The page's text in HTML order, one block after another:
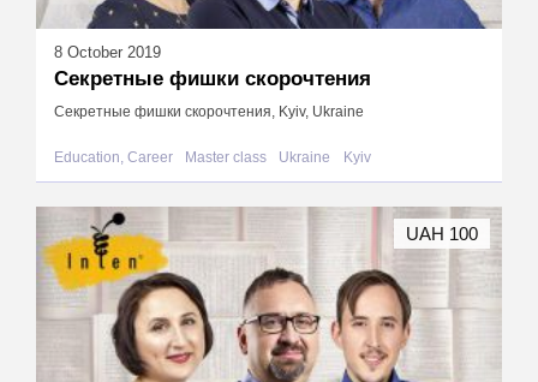
8 October 2019
Секретные фишки скорочтения
Секретные фишки скорочтения, Kyiv, Ukraine
Education, Career Master class Ukraine Kyiv
UAH 100